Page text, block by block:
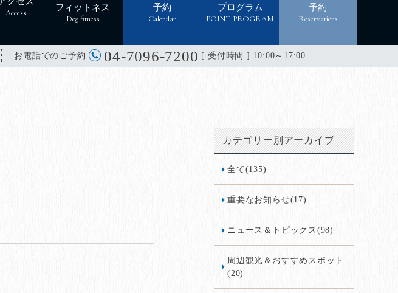
Access
フィットネス
Dog fitness
予約
Calendar
プログラム
POINT PROGRAM
予約
Reservations
お電話でのご予約 04-7096-7200 [ 受付時間 ] 10:00～17:00
カテゴリー別アーカイブ
全て(135)
重要なお知らせ(17)
ニュース＆トピックス(98)
周辺観光＆おすすめスポット
(20)